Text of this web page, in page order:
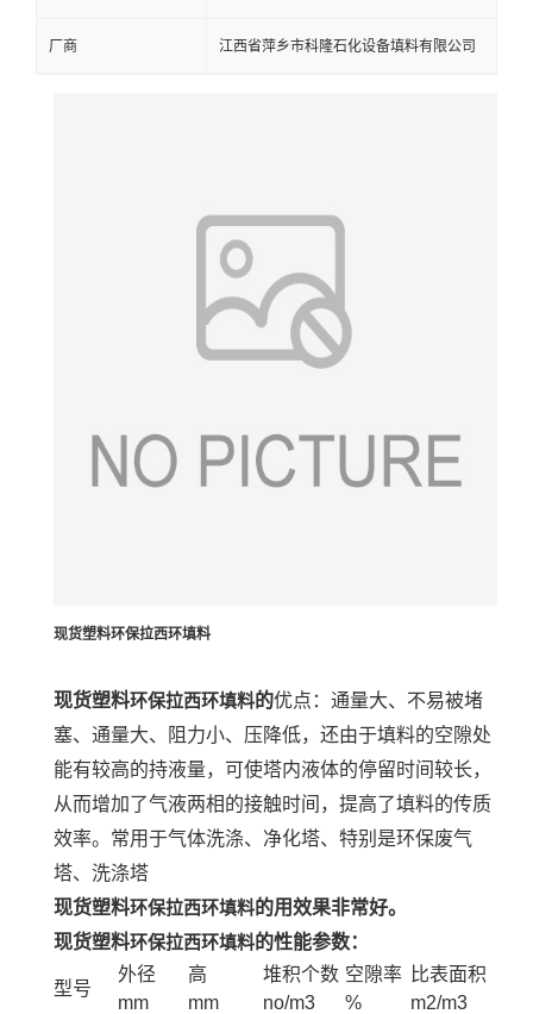
厂商 江西省萍乡市科隆石化设备填料有限公司
现货塑料环保拉西环填料
现货塑料环保拉西环填料的优点：通量大、不易被堵
塞、通量大、阻力小、压降低，还由于填料的空隙处
能有较高的持液量，可使塔内液体的停留时间较长，
从而增加了气液两相的接触时间，提高了填料的传质
效率。常用于气体洗涤、净化塔、特别是环保废气
塔、洗涤塔
现货塑料环保拉西环填料的用效果非常好。
现货塑料环保拉西环填料的性能参数：
型号
外径
mm
高
mm
堆积个数
no/m3
空隙率
%
比表面积
m2/m3